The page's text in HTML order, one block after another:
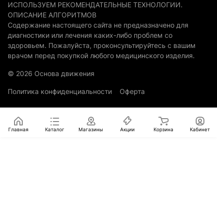
ИСПОЛЬЗУЕМ РЕКОМЕНДАТЕЛЬНЫЕ ТЕХНОЛОГИИ.
ОПИСАНИЕ АЛГОРИТМОВ
Содержание настоящего сайта не предназначено для
диагностики или лечения каких-либо проблем со
здоровьем. Пожалуйста, проконсультируйтесь с вашим
врачом перед покупкой любого медицинского изделия.
© 2026 Основа движения
Политика конфиденциальности Оферта
Главная Каталог Магазины Акции Корзина Кабинет